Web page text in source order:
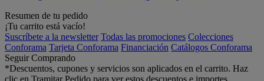
Resumen de tu pedido
¡Tu carrito está vacío!
Suscríbete a la newsletter Todas las promociones Colecciones
Conforama Tarjeta Conforama Financiación Catálogos Conforama
Seguir Comprando
*Descuentos, cupones y servicios son aplicados en el carrito. Haz
clic en Tramitar Pedido para ver estos descuentos e importes